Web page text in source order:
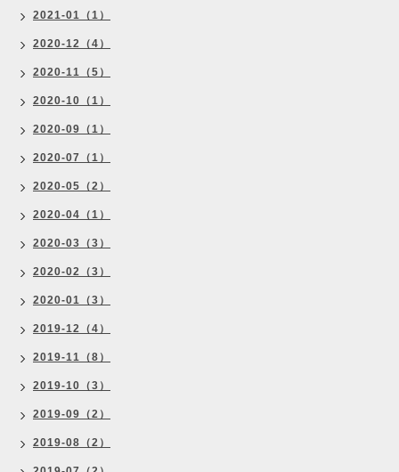
2021-01（1）
2020-12（4）
2020-11（5）
2020-10（1）
2020-09（1）
2020-07（1）
2020-05（2）
2020-04（1）
2020-03（3）
2020-02（3）
2020-01（3）
2019-12（4）
2019-11（8）
2019-10（3）
2019-09（2）
2019-08（2）